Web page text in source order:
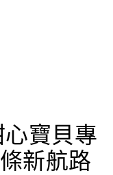
寶貝專
新航路